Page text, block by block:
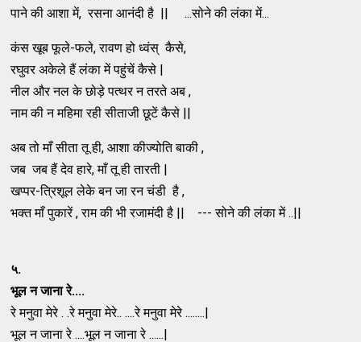
पाने की आशा में, रसना आनंदी है || ...सोने की लंका में...
कंस खूब फूले-फले, रावण हो ध्वंस् कैसे,
रघुवर अकेले हैं लंका में पहुंचें कैसे |
नील और नल के छोड़े पत्थर न तरते अब ,
नाम की न महिमा रही सीताजी छूटें कैसे ||
अब तो माँ सीता तू ही, आशा कीज्योति बाकी ,
जब जब हैं देव हारे, माँ तू ही तारती |
खप्पर-त्रिशूल लेके बन जा रन चंडी है ,
भक्त माँ पुकारें , राम की भी रजामंदी है || --- सोने की लंका में ..||
५.
भूल न जाना रे....
रे मनुवा मेरे . .रे मनुवा मेरे.. ....रे मनुवा मेरे ........|
भूल न जाना रे ....भूल न जाना रे ......|